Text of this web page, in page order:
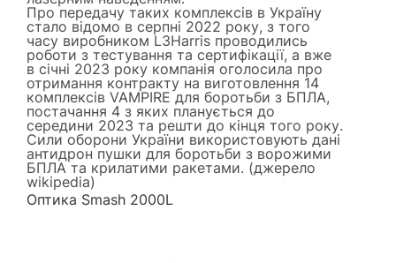
Про передачу таких комплексів в Україну
стало відомо в серпні 2022 року, з того
часу виробником L3Harris проводились
роботи з тестування та сертифікації, а вже
в січні 2023 року компанія оголосила про
отримання контракту на виготовлення 14
комплексів VAMPIRE для боротьби з БПЛА,
постачання 4 з яких планується до
середини 2023 та решти до кінця того року.
Сили оборони України використовують дані
антидрон пушки для боротьби з ворожими
БПЛА та крилатими ракетами. (джерело
wikipedia)
Оптика Smash 2000L